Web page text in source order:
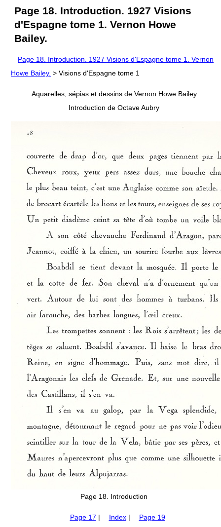
Page 18. Introduction. 1927 Visions
d'Espagne tome 1. Vernon Howe
Bailey.
Page 18. Introduction. 1927 Visions d'Espagne tome 1. Vernon
Howe Bailey. > Visions d'Espagne tome 1
Aquarelles, sépias et dessins de Vernon Howe Bailey
Introduction de Octave Aubry
Page 18. Introduction
Page 17 | Index| Page 19